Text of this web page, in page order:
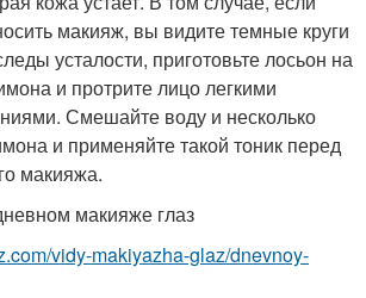
макияж, вы видите темные круги
усталости, приготовьте лосьон на
и протрите лицо легкими
Смешайте воду и несколько
и применяйте такой тоник перед
макияжа.
макияже глаз
vidy-makiyazha-glaz/dnevnoy-